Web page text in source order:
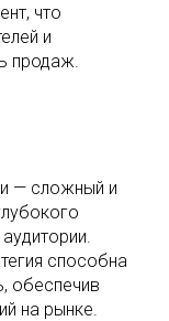
что
и
продаж.
— сложный и
способна
обеспечив
на рынке.